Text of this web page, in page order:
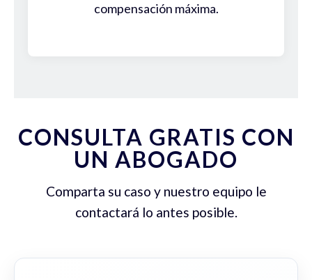
compensación máxima.
CONSULTA GRATIS CON
UN ABOGADO
Comparta su caso y nuestro equipo le
contactará lo antes posible.